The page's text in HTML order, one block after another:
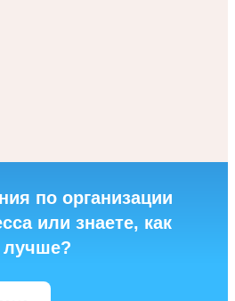
по организации
или знаете, как
лучше?